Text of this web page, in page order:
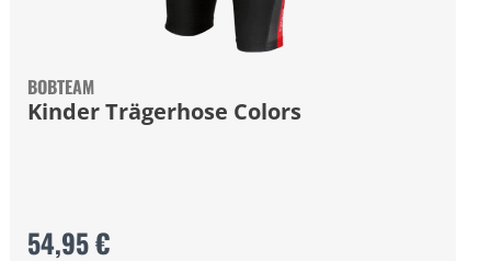
BOBTEAM
Kinder Trägerhose Colors
54,95 €